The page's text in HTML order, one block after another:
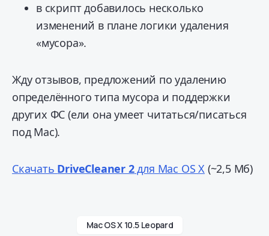
в скрипт добавилось несколько
изменений в плане логики удаления
«мусора».
Жду отзывов, предложений по удалению
определённого типа мусора и поддержки
других ФС (ели она умеет читаться/писаться
под Mac).
Скачать DriveCleaner 2для Mac OS X (~2,5 Мб)
Mac OS X 10.5 Leopard